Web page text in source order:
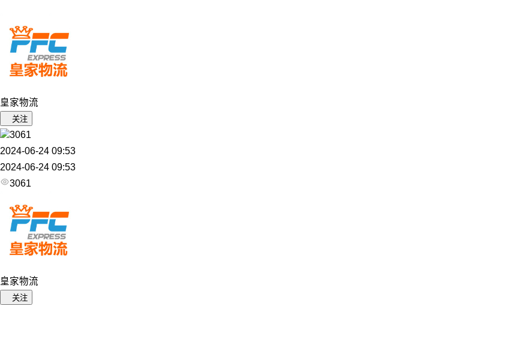
皇家物流
关注
3061
2024-06-24 09:53
2024-06-24 09:53
3061
皇家物流
关注